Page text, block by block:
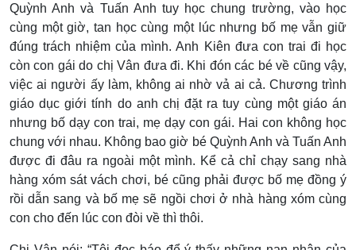
Quỳnh Anh và Tuấn Anh tuy học chung trường, vào học
cùng một giờ, tan học cùng một lúc nhưng bố mẹ vẫn giữ
đúng trách nhiệm của mình. Anh Kiên đưa con trai đi học
còn con gái do chị Vân đưa đi. Khi đón các bé về cũng vậy,
việc ai người ấy làm, không ai nhờ vả ai cả. Chương trình
giáo dục giới tính do anh chị đặt ra tuy cùng một giáo án
nhưng bố dạy con trai, mẹ dạy con gái. Hai con không học
chung với nhau. Không bao giờ bé Quỳnh Anh và Tuấn Anh
được đi đâu ra ngoài một mình. Kể cả chỉ chạy sang nhà
hàng xóm sát vách chơi, bé cũng phải được bố mẹ đồng ý
rồi dẫn sang và bố mẹ sẽ ngồi chơi ở nhà hàng xóm cùng
con cho đến lúc con đòi về thì thôi.